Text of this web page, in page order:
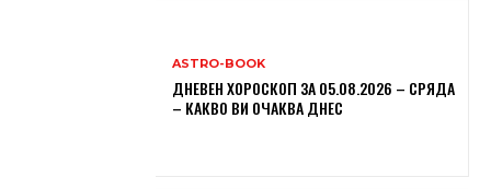
ASTRO-BOOK
ДНЕВЕН ХОРОСКОП ЗА 05.08.2026 – СРЯДА
– КАКВО ВИ ОЧАКВА ДНЕС